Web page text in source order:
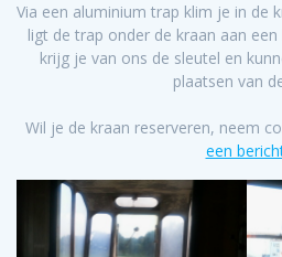
Via een aluminium trap klim je in de
ligt de trap onder de kraan aan
krijg je van ons de sleutel en
plaatsen van
Wil je de kraan reserveren, neem
een